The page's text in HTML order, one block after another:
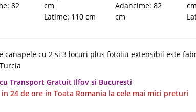
82
cm
Latime: 110 cm
Adancime: 82
cm
cm
canapele cu 2 si 3 locuri plus fotoliu extensibil este
Transport Gratuit Ilfov si Bucuresti
24 de ore in Toata Romania la cele mai mici preturi